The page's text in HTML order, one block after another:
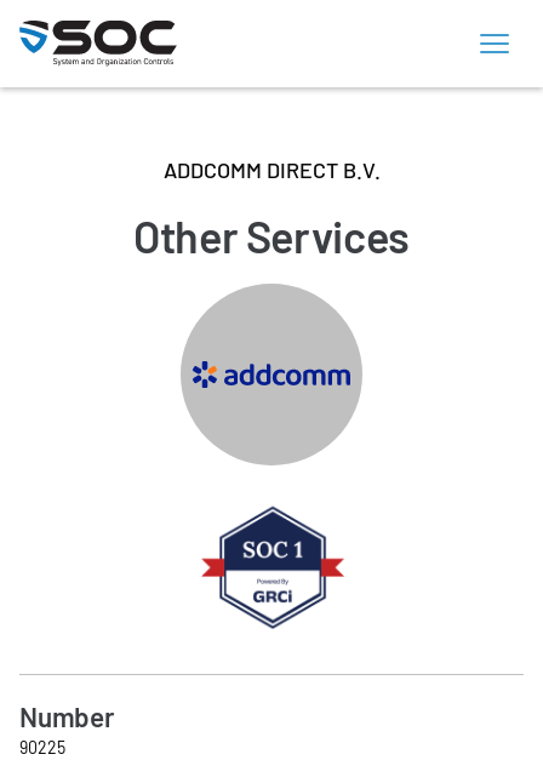
ADDCOMM DIRECT B.V.
Other Services
Number
90225